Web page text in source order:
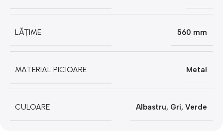
LĂȚIME 560 mm
MATERIAL PICIOARE Metal
CULOARE Albastru, Gri, Verde